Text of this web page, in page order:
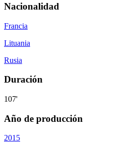
Nacionalidad
Francia
Lituania
Rusia
Duración
107'
Año de producción
2015